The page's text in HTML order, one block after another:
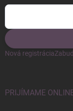
Nová registrácia
PRIJÍMAME